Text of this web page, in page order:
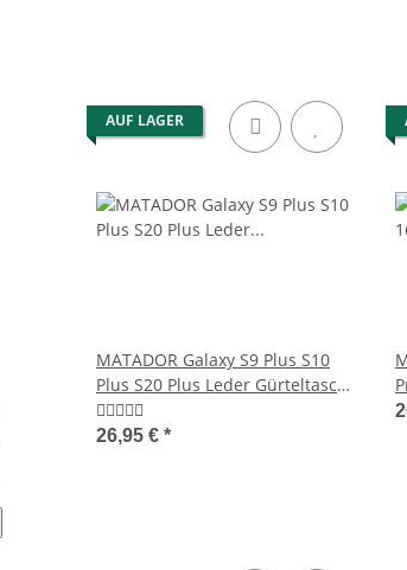
AUF LAGER
MATADOR Galaxy S9 Plus S10
Plus S20 Plus Leder Gürteltasche
Schwarz
26,95 € *
MATADOR Kleine Leder